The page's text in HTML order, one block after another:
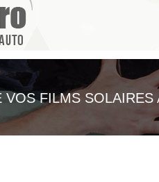
VOS FILMS